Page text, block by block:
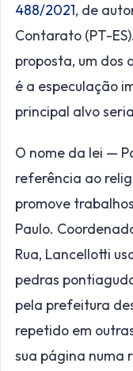
488/2021, de
Contarato (PT-
proposta, um dos
é a especulação
principal alvo
O nome da lei —
referência ao
promove
Paulo.
Rua, Lancellotti
pedras
pela prefeitura
repetido em
sua página numa